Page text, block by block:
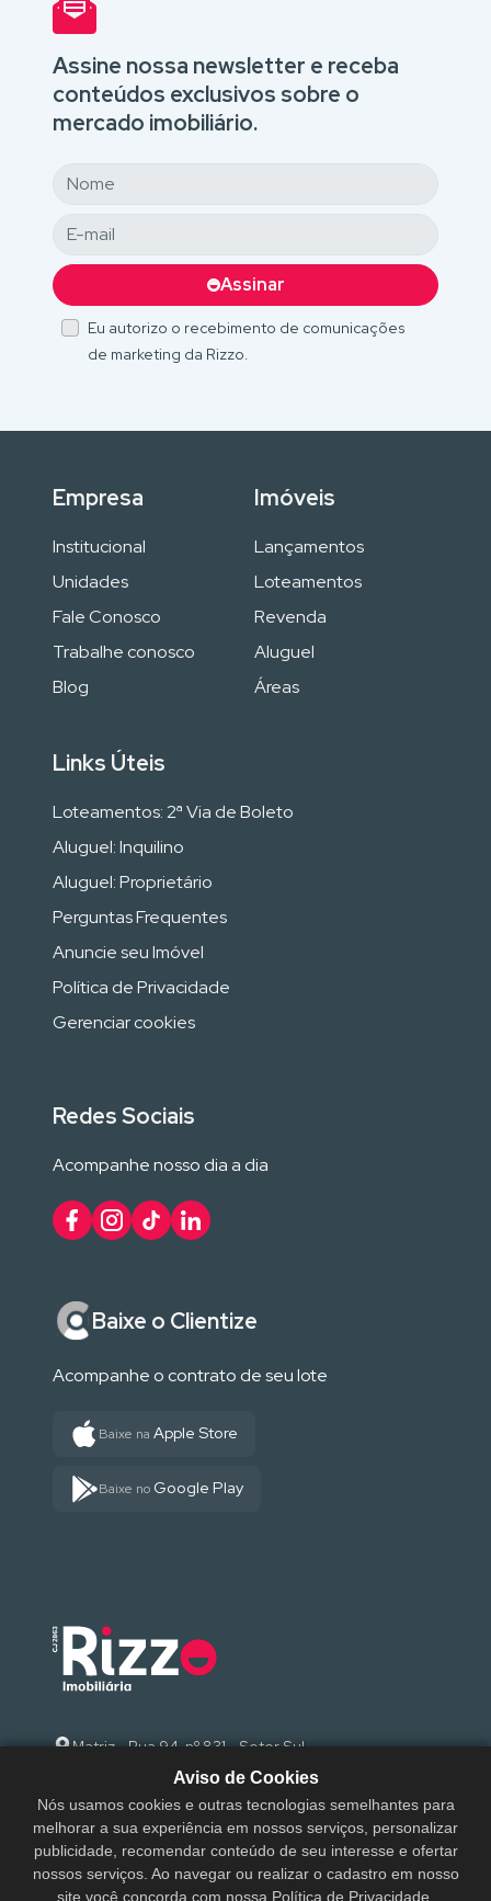
Assine nossa newsletter e receba
conteúdos exclusivos sobre o
mercado imobiliário.
Assinar
Eu autorizo o recebimento de comunicações
de marketing da Rizzo.
Matriz - Rua 94, nº 831 - Setor Sul
sac@rizzoimobiliaria.com.br
Empresa
Institucional
Unidades
Fale Conosco
Trabalhe conosco
Blog
Imóveis
Lançamentos
Loteamentos
Revenda
Aluguel
Áreas
Links Úteis
Loteamentos: 2ª Via de Boleto
Aluguel: Inquilino
Aluguel: Proprietário
Perguntas Frequentes
Anuncie seu Imóvel
Política de Privacidade
Gerenciar cookies
Redes Sociais
Acompanhe nosso dia a dia
Baixe o Clientize
Acompanhe o contrato de seu lote
Baixe na Apple Store
Baixe no Google Play
Aviso de Cookies
Nós usamos cookies e outras tecnologias semelhantes para
melhorar a sua experiência em nossos serviços, personalizar
publicidade, recomendar conteúdo de seu interesse e ofertar
nossos serviços. Ao navegar ou realizar o cadastro em nosso
site você concorda com nossa Política de Privacidade.